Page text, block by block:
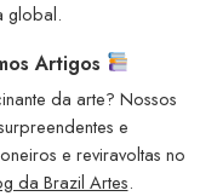
global.
Artigos
da arte? Nossos
e
e reviravoltas no
da Brazil Artes.